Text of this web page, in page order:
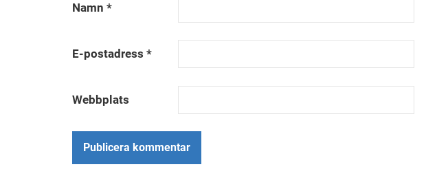
Namn *
E-postadress *
Webbplats